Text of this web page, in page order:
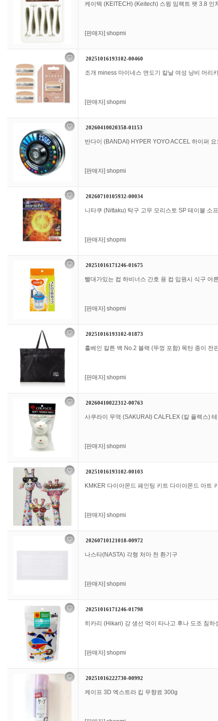
케이텍 (KEITECH) (Keitech) 스윙 임팩트 팻 3.8 인
[판매자] shopmi
20251016193102-00460
조개 miness 마이네스 면도기 칼날 여성 낭비 머리
[판매자] shopmi
20260410020358-01153
반다이 (BANDAI) HYPER YOYO ACCEL 하이퍼
[판매자] shopmi
20260710105932-00034
니타쿠 (Nittaku) 탁구 고무 모리스토 SP 테이블 소
[판매자] shopmi
20251016171246-01675
빨대가있는 컵 하비너스 간호 용 컵 입원시 식구 어
[판매자] shopmi
20251016193102-01873
홀베인 칼튼 백 No.2 블랙 (뚜껑 포함) 목탄 종이 전
[판매자] shopmi
20260410022312-00763
사쿠라이 무역 (SAKURAI) CALFLEX (칼 플렉스)
[판매자] shopmi
20251016193102-00103
KMKER 다이아몬드 페인팅 키트 다이아몬드 아트
[판매자] shopmi
20260710121018-00972
나스타(NASTA) 각형 처마 천 환기구
[판매자] shopmi
20251016171246-01798
히카리 (Hikari) 강 생선 먹이 ​​타나고 후나 도조 침하
[판매자] shopmi
20251016222730-00992
케이프 3D 엑스트라 킵 무향료 300g